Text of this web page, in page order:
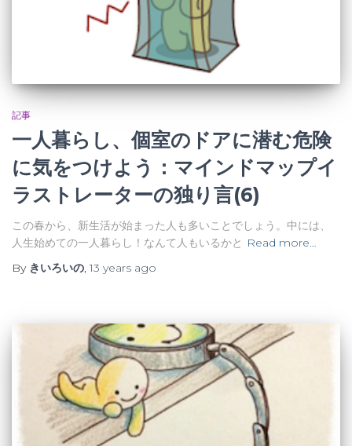
記事
一人暮らし、個室のドアに潜む危険
に気をつけよう：マインドマップイ
ラストレーターの独り言(6)
この春から、新生活が始まった人も多いことでしょう。中には、
人生始めての一人暮らし！なんて人もいるかと Read more…
By きいろいの ,13 years ago